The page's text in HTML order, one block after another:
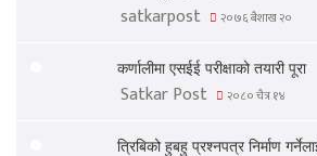
satkarpost २०७६ बैशाख २०
कर्णालीमा एसईई परीक्षाको तयारी पूरा
Satkar Post २०८० चैत्र १४
त्रिबिको हुबहु प्रश्नपत्र निर्माण